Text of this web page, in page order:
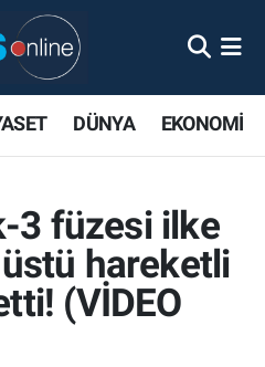
DÜNYA EKONOMİ
3 füzesi ilke
hareketli
(VİDEO